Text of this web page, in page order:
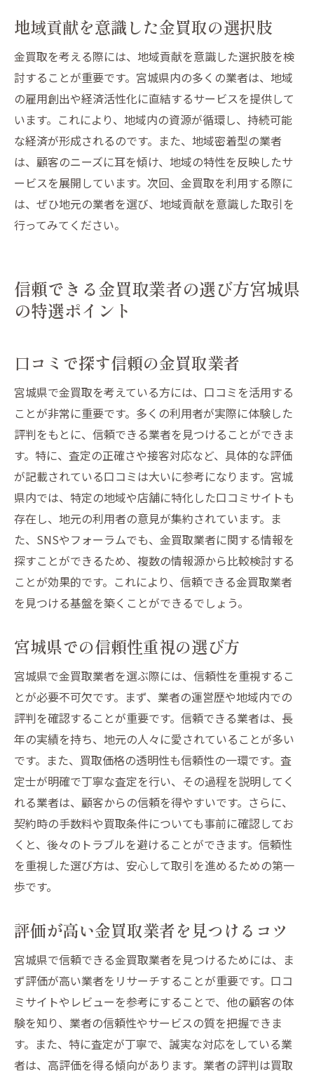
地域貢献を意識した金買取の選択肢
金買取を考える際には、地域貢献を意識した選択肢を検
討することが重要です。宮城県内の多くの業者は、地域
の雇用創出や経済活性化に直結するサービスを提供して
います。これにより、地域内の資源が循環し、持続可能
な経済が形成されるのです。また、地域密着型の業者
は、顧客のニーズに耳を傾け、地域の特性を反映したサ
ービスを展開しています。次回、金買取を利用する際に
は、ぜひ地元の業者を選び、地域貢献を意識した取引を
行ってみてください。
信頼できる金買取業者の選び方宮城県
の特選ポイント
口コミで探す信頼の金買取業者
宮城県で金買取を考えている方には、口コミを活用する
ことが非常に重要です。多くの利用者が実際に体験した
評判をもとに、信頼できる業者を見つけることができま
す。特に、査定の正確さや接客対応など、具体的な評価
が記載されている口コミは大いに参考になります。宮城
県内では、特定の地域や店舗に特化した口コミサイトも
存在し、地元の利用者の意見が集約されています。ま
た、SNSやフォーラムでも、金買取業者に関する情報を
探すことができるため、複数の情報源から比較検討する
ことが効果的です。これにより、信頼できる金買取業者
を見つける基盤を築くことができるでしょう。
宮城県での信頼性重視の選び方
宮城県で金買取業者を選ぶ際には、信頼性を重視するこ
とが必要不可欠です。まず、業者の運営歴や地域内での
評判を確認することが重要です。信頼できる業者は、長
年の実績を持ち、地元の人々に愛されていることが多い
です。また、買取価格の透明性も信頼性の一環です。査
定士が明確で丁寧な査定を行い、その過程を説明してく
れる業者は、顧客からの信頼を得やすいです。さらに、
契約時の手数料や買取条件についても事前に確認してお
くと、後々のトラブルを避けることができます。信頼性
を重視した選び方は、安心して取引を進めるための第一
歩です。
評価が高い金買取業者を見つけるコツ
宮城県で信頼できる金買取業者を見つけるためには、ま
ず評価が高い業者をリサーチすることが重要です。口コ
ミサイトやレビューを参考にすることで、他の顧客の体
験を知り、業者の信頼性やサービスの質を把握できま
す。また、特に査定が丁寧で、誠実な対応をしている業
者は、高評価を得る傾向があります。業者の評判は買取